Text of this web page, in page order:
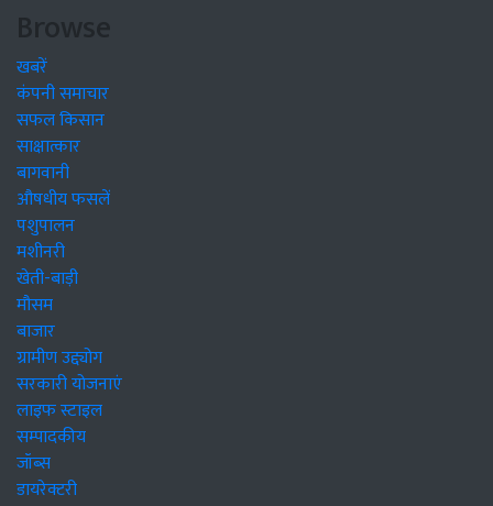
Browse
खबरें
कंपनी समाचार
सफल किसान
साक्षात्कार
बागवानी
औषधीय फसलें
पशुपालन
मशीनरी
खेती-बाड़ी
मौसम
बाजार
ग्रामीण उद्द्योग
सरकारी योजनाएं
लाइफ स्टाइल
सम्पादकीय
जॉब्स
डायरेक्टरी